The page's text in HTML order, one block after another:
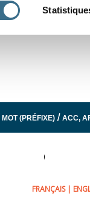
(PRÉFIXE) /ACC,
FRANÇAIS|